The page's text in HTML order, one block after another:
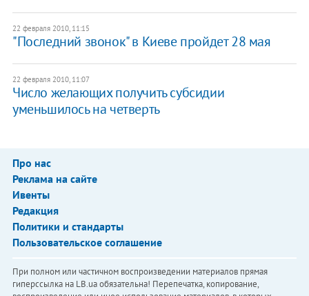
22 февраля 2010, 11:15
"Последний звонок" в Киеве пройдет 28 мая
22 февраля 2010, 11:07
Число желающих получить субсидии
уменьшилось на четверть
Про нас
Реклама на сайте
Ивенты
Редакция
Политики и стандарты
Пользовательское соглашение
При полном или частичном воспроизведении материалов прямая
гиперссылка на LB.ua обязательна! Перепечатка, копирование,